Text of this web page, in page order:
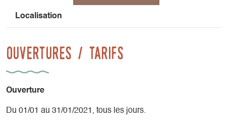
Localisation
Ouvertures / tarifs
Ouverture
Du 01/01 au 31/01/2021, tous les jours.